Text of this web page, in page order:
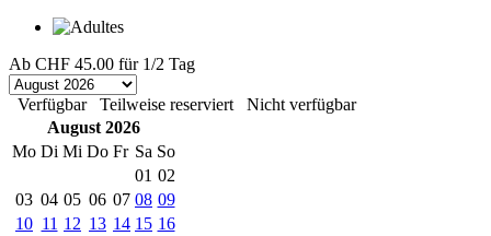
Ab CHF 45.00 für 1/2 Tag
Verfügbar Teilweise reserviert
Nicht verfügbar
August 2026
Mo Di Mi Do Fr Sa So
01 02
03 04 05 06 07 08 09
10 11 12 13 14 15 16